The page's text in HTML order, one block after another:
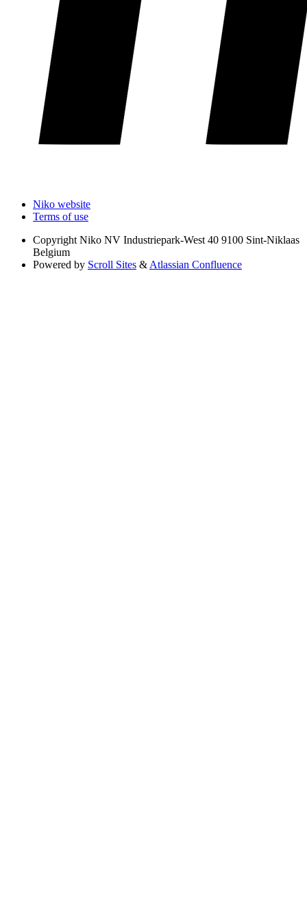
Niko website
Terms of use
Copyright Niko NV Industriepark-West 40 9100 Sint-Niklaas
Belgium
Powered by Scroll Sites & Atlassian Confluence